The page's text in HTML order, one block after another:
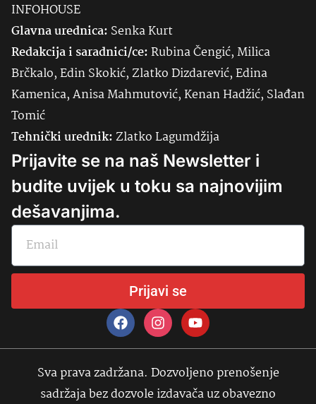
INFOHOUSE
Glavna urednica: SenkaKurt
Redakcija i saradnici/ce:Rubina Čengić, Milica
Brčkalo, Edin Skokić, Zlatko Dizdarević, Edina
Kamenica, Anisa Mahmutović, Kenan Hadžić, Slađan
Tomić
Tehnički urednik:Zlatko Lagumdžija
Prijavite se na naš Newsletter i
budite uvijek u toku sa najnovijim
dešavanjima.
Prijavi se
Sva prava zadržana. Dozvoljeno prenošenje
sadržaja bez dozvole izdavača uz obavezno